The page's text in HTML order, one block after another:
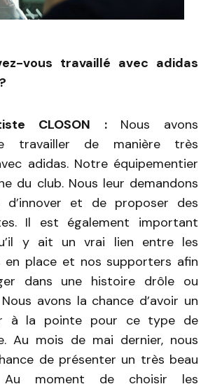
vous travaillé avec adidas
CLOSON : Nous avons
travailler de manière très
adidas. Notre équipementier
du club. Nous leur demandons
d’innover et de proposer des
Il est également important
y ait un vrai lien entre les
en place et nos supporters afin
dans une histoire drôle ou
avons la chance d’avoir un
à la pointe pour ce type de
Au mois de mai dernier, nous
de présenter un très beau
moment de choisir les